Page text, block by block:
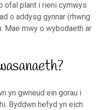
ofal plant i rieni cymwys
o addysg gynnar (rhwng
Mae mwy o wybodaeth ar
yn gwneud ein gorau i
Byddwn hefyd yn eich